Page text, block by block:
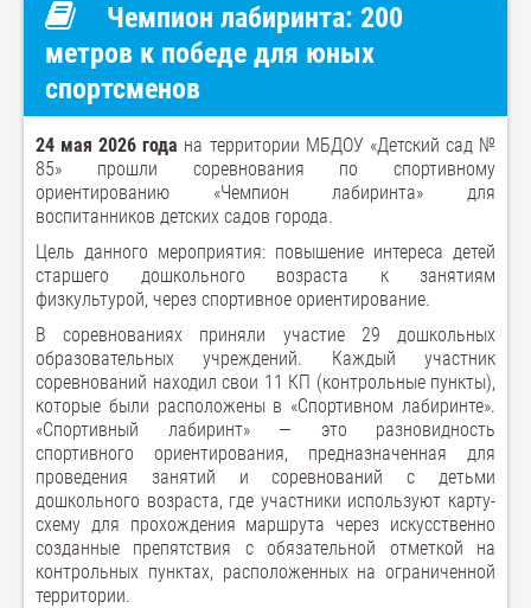
Чемпион лабиринта: 200
метров к победе для юных
спортсменов
24 мая 2026 года на территории МБДОУ «Детский сад №
85» прошли соревнования по спортивному
ориентированию «Чемпион лабиринта» для
воспитанников детских садов города.
Цель данного мероприятия: повышение интереса детей
старшего дошкольного возраста к занятиям
физкультурой, через спортивное ориентирование.
В соревнованиях приняли участие 29 дошкольных
образовательных учреждений. Каждый участник
соревнований находил свои 11 КП (контрольные пункты),
которые были расположены в «Спортивном лабиринте».
«Спортивный лабиринт» — это разновидность
спортивного ориентирования, предназначенная для
проведения занятий и соревнований с детьми
дошкольного возраста, где участники используют карту-
схему для прохождения маршрута через искусственно
созданные препятствия с обязательной отметкой на
контрольных пунктах, расположенных на ограниченной
территории.